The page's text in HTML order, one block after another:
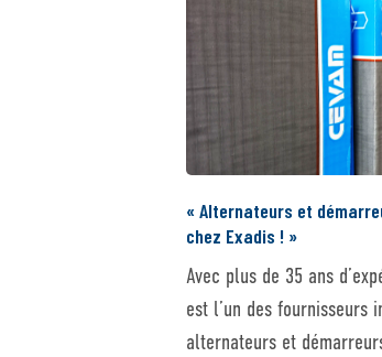
« Alternateurs et
chez Exadis ! »
Avec plus de 35 ans
est l’un des fournisseurs
alternateurs et